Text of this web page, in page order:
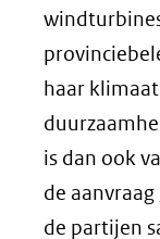
haar
is dan ook
de
de partijen